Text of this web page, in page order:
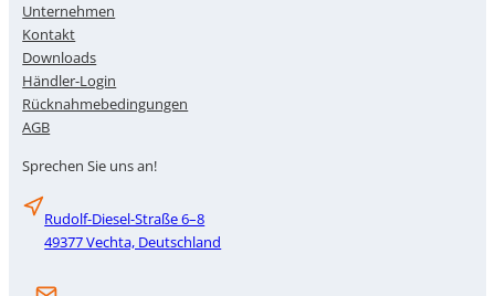
Unternehmen
Kontakt
Downloads
Händler-Login
Rücknahmebedingungen
AGB
Sprechen Sie uns an!
Rudolf-Diesel-Straße 6–8
49377 Vechta, Deutschland